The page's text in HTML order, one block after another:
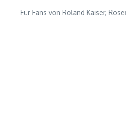
Für Fans von Roland Kaiser,